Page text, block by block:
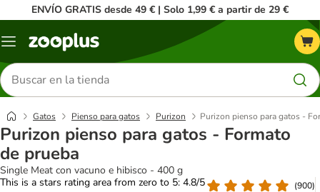
ENVÍO GRATIS desde 49 € | Solo 1,99 € a partir de 29 €
Menú
Buscar
productos
Gatos Pienso para gatos Purizon Purizon pienso para gatos -
Purizon pienso para gatos - Formato
de prueba
Single Meat con vacuno e hibisco - 400 g
This is a stars rating area from zero to 5: 4.8/5
(900)